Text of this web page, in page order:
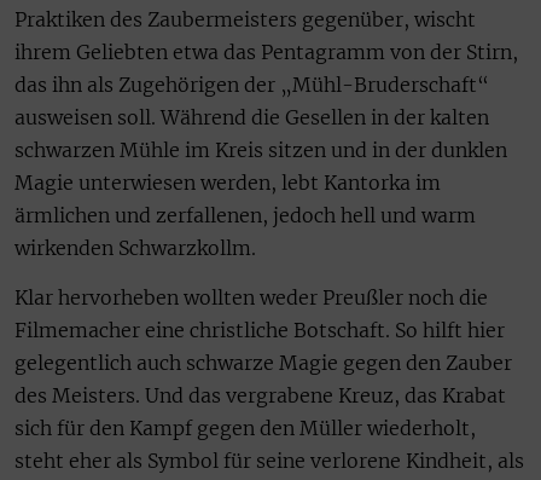
Praktiken des Zaubermeisters gegenüber, wischt
ihrem Geliebten etwa das Pentagramm von der Stirn,
das ihn als Zugehörigen der „Mühl-Bruderschaft“
ausweisen soll. Während die Gesellen in der kalten
schwarzen Mühle im Kreis sitzen und in der dunklen
Magie unterwiesen werden, lebt Kantorka im
ärmlichen und zerfallenen, jedoch hell und warm
wirkenden Schwarzkollm.
Klar hervorheben wollten weder Preußler noch die
Filmemacher eine christliche Botschaft. So hilft hier
gelegentlich auch schwarze Magie gegen den Zauber
des Meisters. Und das vergrabene Kreuz, das Krabat
sich für den Kampf gegen den Müller wiederholt,
steht eher als Symbol für seine verlorene Kindheit, als